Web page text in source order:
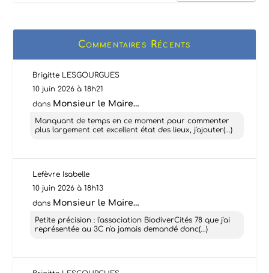
Commentaires Récents
Brigitte LESGOURGUES
10 juin 2026 à 18h21
dans Monsieur le Maire…
Manquant de temps en ce moment pour commenter
plus largement cet excellent état des lieux, j'ajouter(...)
Lefèvre Isabelle
10 juin 2026 à 18h13
dans Monsieur le Maire…
Petite précision : l'association BiodiverCités 78 que j'ai
représentée au 3C n'a jamais demandé donc(...)